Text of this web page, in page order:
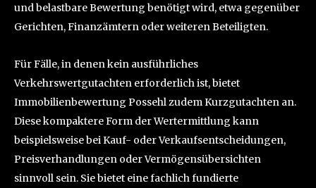
und belastbare Bewertung benötigt wird, etwa gegenüber
Gerichten, Finanzämtern oder weiteren Beteiligten.
Für Fälle, in denen kein ausführliches
Verkehrswertgutachten erforderlich ist, bietet
Immobilienbewertung Possehl zudem Kurzgutachten an.
Diese kompaktere Form der Wertermittlung kann
beispielsweise bei Kauf- oder Verkaufsentscheidungen,
Preisverhandlungen oder Vermögensübersichten
sinnvoll sein. Sie bietet eine fachlich fundierte